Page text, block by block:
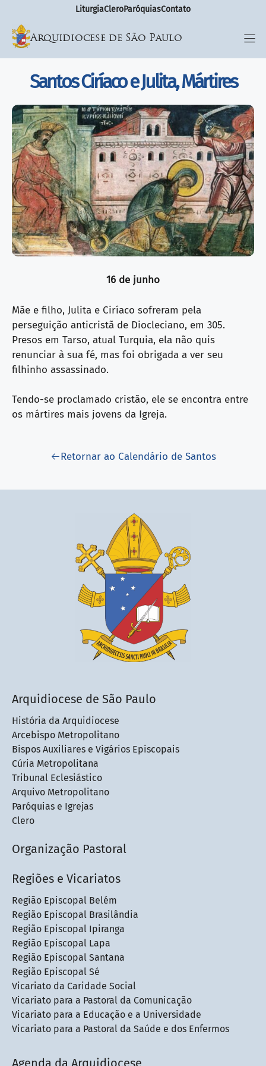
LiturgiaCleroParóquiasContato
Arquidiocese de São Paulo
Santos Ciríaco e Julita, Mártires
16 de junho
Mãe e filho, Julita e Ciríaco sofreram pela
perseguição anticristã de Diocleciano, em 305.
Presos em Tarso, atual Turquia, ela não quis
renunciar à sua fé, mas foi obrigada a ver seu
filhinho assassinado.
Tendo-se proclamado cristão, ele se encontra entre
os mártires mais jovens da Igreja.
Retornar ao Calendário de Santos
Arquidiocese de São Paulo
História da Arquidiocese
Arcebispo Metropolitano
Bispos Auxiliares e Vigários Episcopais
Cúria Metropolitana
Tribunal Eclesiástico
Arquivo Metropolitano
Paróquias e Igrejas
Clero
Organização Pastoral
Regiões e Vicariatos
Região Episcopal Belém
Região Episcopal Brasilândia
Região Episcopal Ipiranga
Região Episcopal Lapa
Região Episcopal Santana
Região Episcopal Sé
Vicariato da Caridade Social
Vicariato para a Pastoral da Comunicação
Vicariato para a Educação e a Universidade
Vicariato para a Pastoral da Saúde e dos Enfermos
Agenda da Arquidiocese